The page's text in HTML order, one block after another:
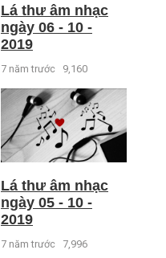
Lá thư âm nhạc
ngày 06 - 10 -
2019
7 năm trước 9,160
Lá thư âm nhạc
ngày 05 - 10 -
2019
7 năm trước 7,996